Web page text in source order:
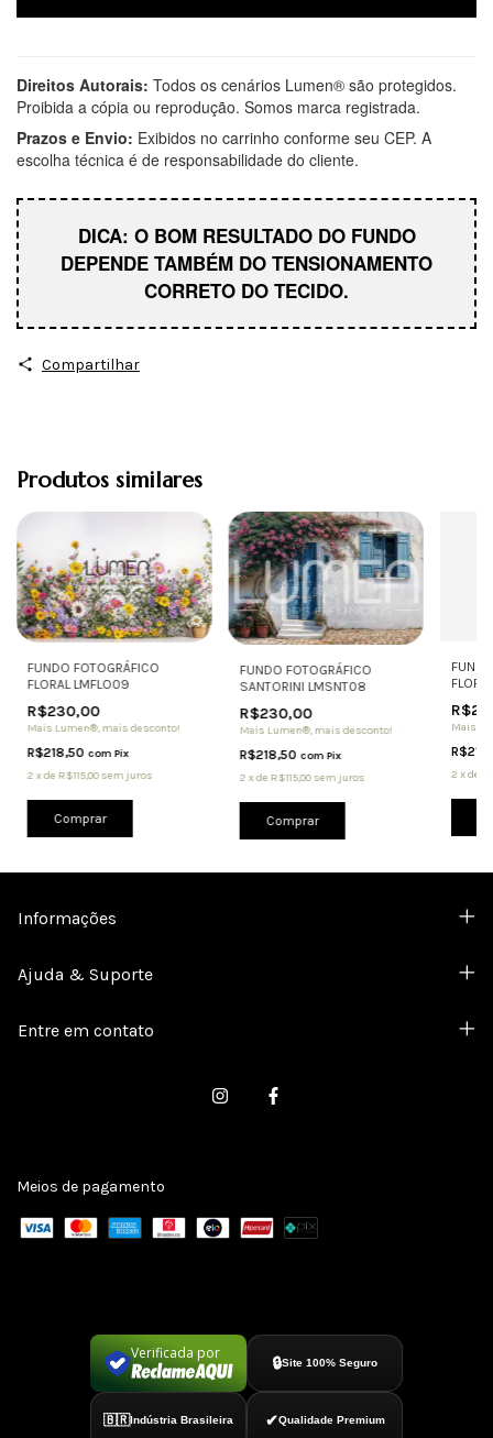
Direitos Autorais: Todos os cenários Lumen® são protegidos.
Proibida a cópia ou reprodução. Somos marca registrada.
Prazos e Envio: Exibidos no carrinho conforme seu CEP. A
escolha técnica é de responsabilidade do cliente.
DICA: O BOM RESULTADO DO FUNDO
DEPENDE TAMBÉM DO TENSIONAMENTO
CORRETO DO TECIDO.
Compartilhar
Produtos similares
FUNDO FOTOGRÁFICO
FLORAL LMFLO09
R$230,00
Mais Lumen®, mais desconto!
R$218,50 com Pix
2 xde R$115,00sem juros
Comprar
FUNDO FOTOGRÁFICO
SANTORINI LMSNT08
R$230,00
Mais Lumen®, mais desconto!
R$218,50 com Pix
2 xde R$115,00 sem juros
Comprar
Mais
2 xde
Informações
Ajuda & Suporte
Entre em contato
Meios de pagamento
Verificada por
🔒Site 100% Seguro
🇧🇷Indústria Brasileira ✔Qualidade Premium